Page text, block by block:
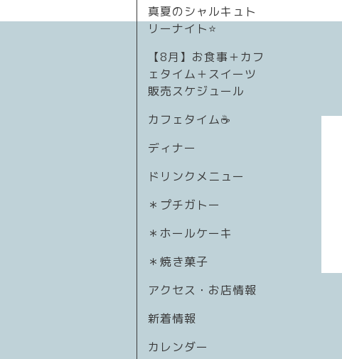
真夏のシャルキュト
リーナイト⭐
【8月】お食事＋カフ
ェタイム＋スイーツ
販売スケジュール
カフェタイム☕️
ディナー
ドリンクメニュー
＊プチガトー
＊ホールケーキ
＊焼き菓子
アクセス・お店情報
新着情報
カレンダー